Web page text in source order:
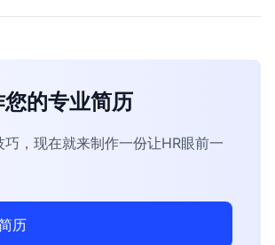
的专业简历
巧，现在就来制作一份让HR眼前一
历